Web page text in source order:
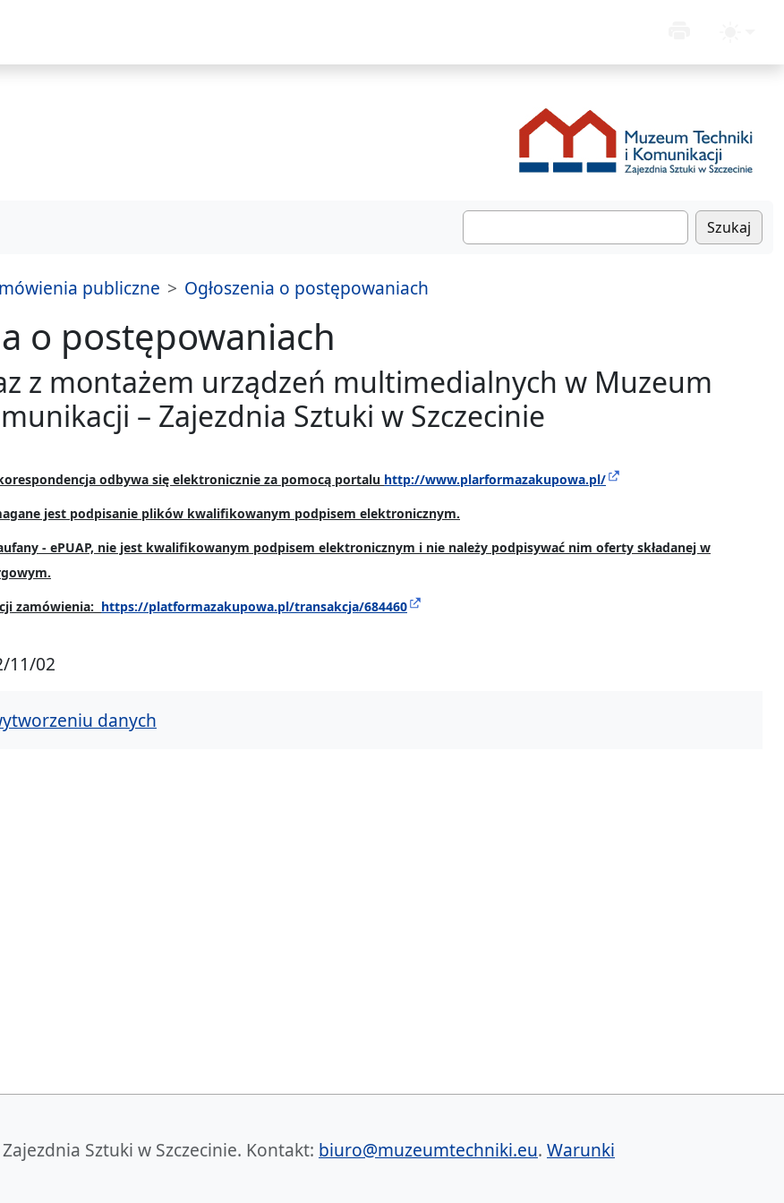
Szukaj
publiczne Ogłoszenia o postępowaniach
o postępowaniach
z montażem urządzeń multimedialnych w Muzeum
– Zajezdnia Sztuki w Szczecinie
odbywa się elektronicznie za pomocą portalu http://www.plarformazakupowa.pl/
jest podpisanie plików kwalifikowanym podpisem elektronicznym.
- ePUAP, nie jest kwalifikowanym podpisem elektronicznym i nie należy podpisywać nim oferty składanej w
zamówienia: https://platformazakupowa.pl/transakcja/684460
11/02
danych
Sztuki w Szczecinie. Kontakt: biuro@muzeumtechniki.eu. Warunki